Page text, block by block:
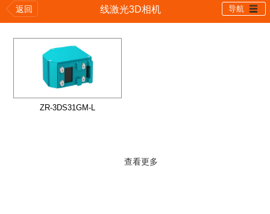
返回 线激光3D相机 导航
ZR-3DS31GM-L
查看更多